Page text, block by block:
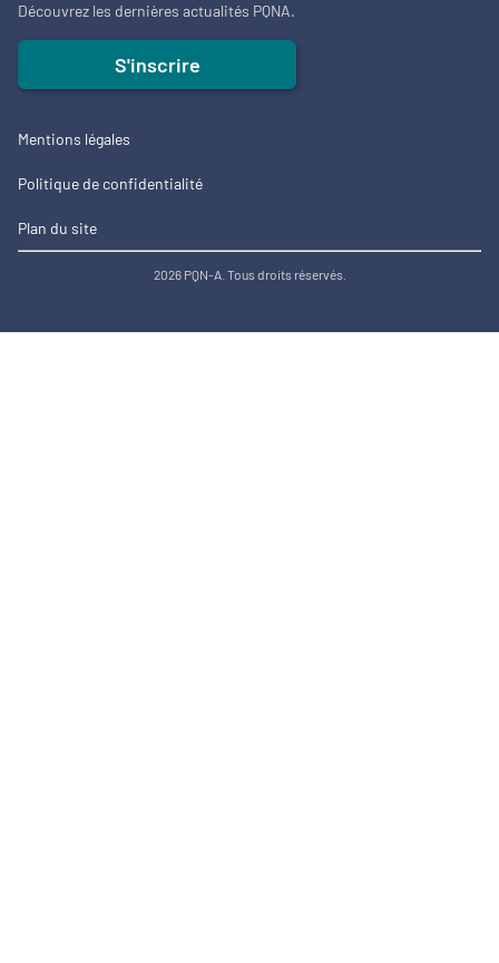
Découvrez les dernières actualités PQNA.
S'inscrire
Mentions légales
Politique de confidentialité
Plan du site
2026 PQN-A. Tous droits réservés.